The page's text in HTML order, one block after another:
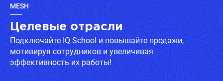
MESH
Целевые отрасли
Подключайте IQ School и повышайте продажи,
мотивируя сотрудников и увеличивая
эффективность их работы!